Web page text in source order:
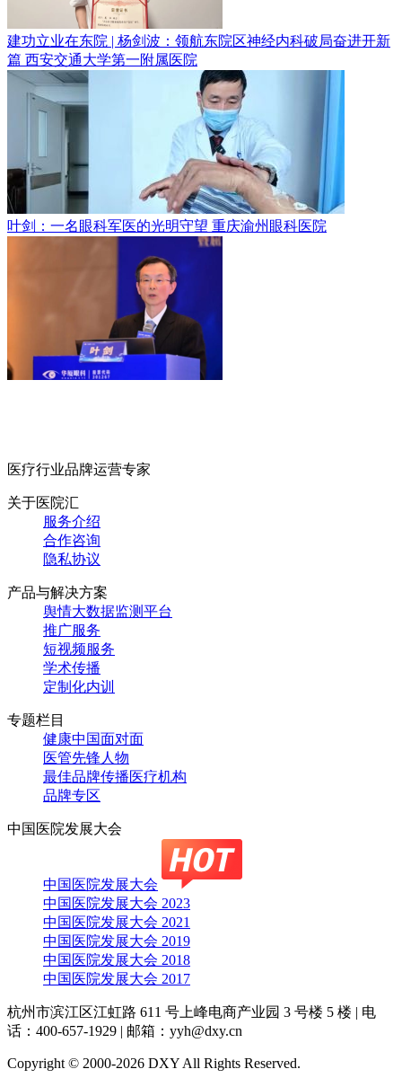
建功立业在东院 | 杨剑波：领航东院区神经内科破局奋进开新
篇 西安交通大学第一附属医院
叶剑：一名眼科军医的光明守望 重庆渝州眼科医院
医疗行业品牌运营专家
关于医院汇
服务介绍
合作咨询
隐私协议
产品与解决方案
舆情大数据监测平台
推广服务
短视频服务
学术传播
定制化内训
专题栏目
健康中国面对面
医管先锋人物
最佳品牌传播医疗机构
品牌专区
中国医院发展大会
中国医院发展大会
中国医院发展大会 2023
中国医院发展大会 2021
中国医院发展大会 2019
中国医院发展大会 2018
中国医院发展大会 2017
杭州市滨江区江虹路 611 号上峰电商产业园 3 号楼 5 楼 | 电
话：400-657-1929 | 邮箱：yyh@dxy.cn
Copyright © 2000-2026 DXY All Rights Reserved.